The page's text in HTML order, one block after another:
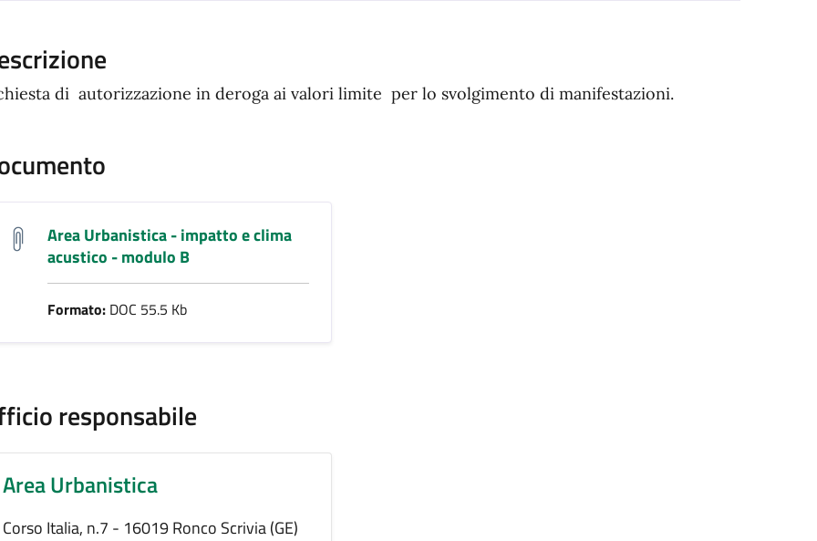
di autorizzazione in deroga ai valori limite per lo svolgimento di manifestazioni.
Area Urbanistica - impatto e clima
acustico - modulo B
Formato: DOC 55.5 Kb
responsabile
Area Urbanistica
Corso Italia, n.7 - 16019 Ronco Scrivia (GE)